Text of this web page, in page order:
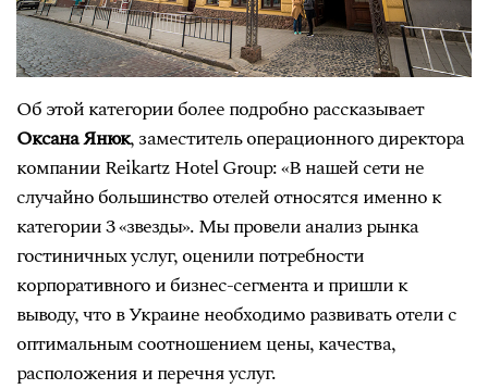
Об этой категории более подробно рассказывает
Оксана Янюк, заместитель операционного директора
компании Reikartz Hotel Group: «В нашей сети не
случайно большинство отелей относятся именно к
категории 3 «звезды». Мы провели анализ рынка
гостиничных услуг, оценили потребности
корпоративного и бизнес-сегмента и пришли к
выводу, что в Украине необходимо развивать отели с
оптимальным соотношением цены, качества,
расположения и перечня услуг.